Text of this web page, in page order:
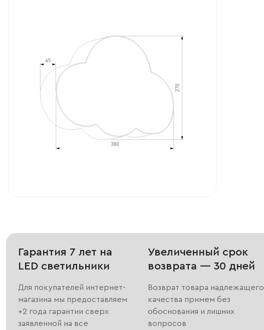
Гарантия 7 лет на
LED светильники
Для покупателей интернет-
магазина мы предоставляем
+2 года гарантии сверх
заявленной на все
Увеличенный срок
возврата — 30 дней
Возврат товара надлежащего
качества примем без
обоснования и лишних
вопросов